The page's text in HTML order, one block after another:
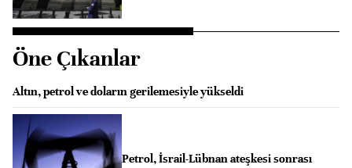
Öne Çıkanlar
Altın, petrol ve doların gerilemesiyle yükseldi
Petrol, İsrail-Lübnan ateşkesi sonrası